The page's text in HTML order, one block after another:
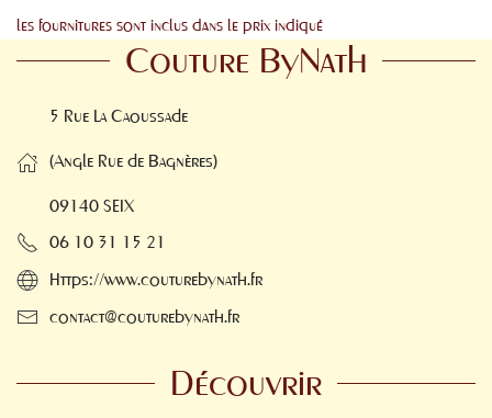
les fournitures sont inclus dans le prix indiqué
Couture ByNath
5 Rue La Caoussade
(Angle Rue de Bagnères)
09140 SEIX
06 10 31 15 21
Https://www.couturebynath.fr
contact@couturebynath.fr
Découvrir